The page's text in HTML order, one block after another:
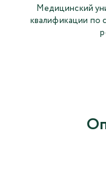
Медицинский
квалификации по